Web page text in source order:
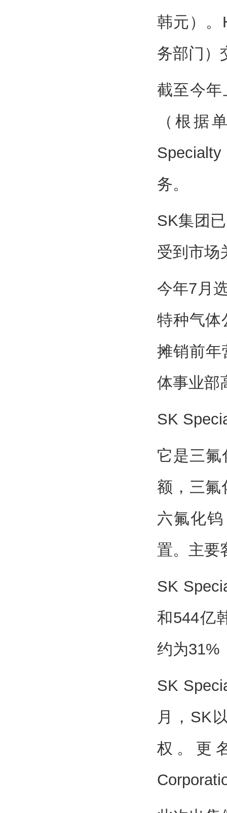
韩元）。
务部门）
截至今年
（根据
务。
SK集团
受到市场
今年7月
特种气体
摊销前年
体事业部
SK
它是三氟
额，三氟
六氟化
置。主要
SK
和544亿
约为31%
SK
月，SK
权。更